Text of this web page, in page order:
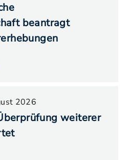
beantragt
2026
weiterer